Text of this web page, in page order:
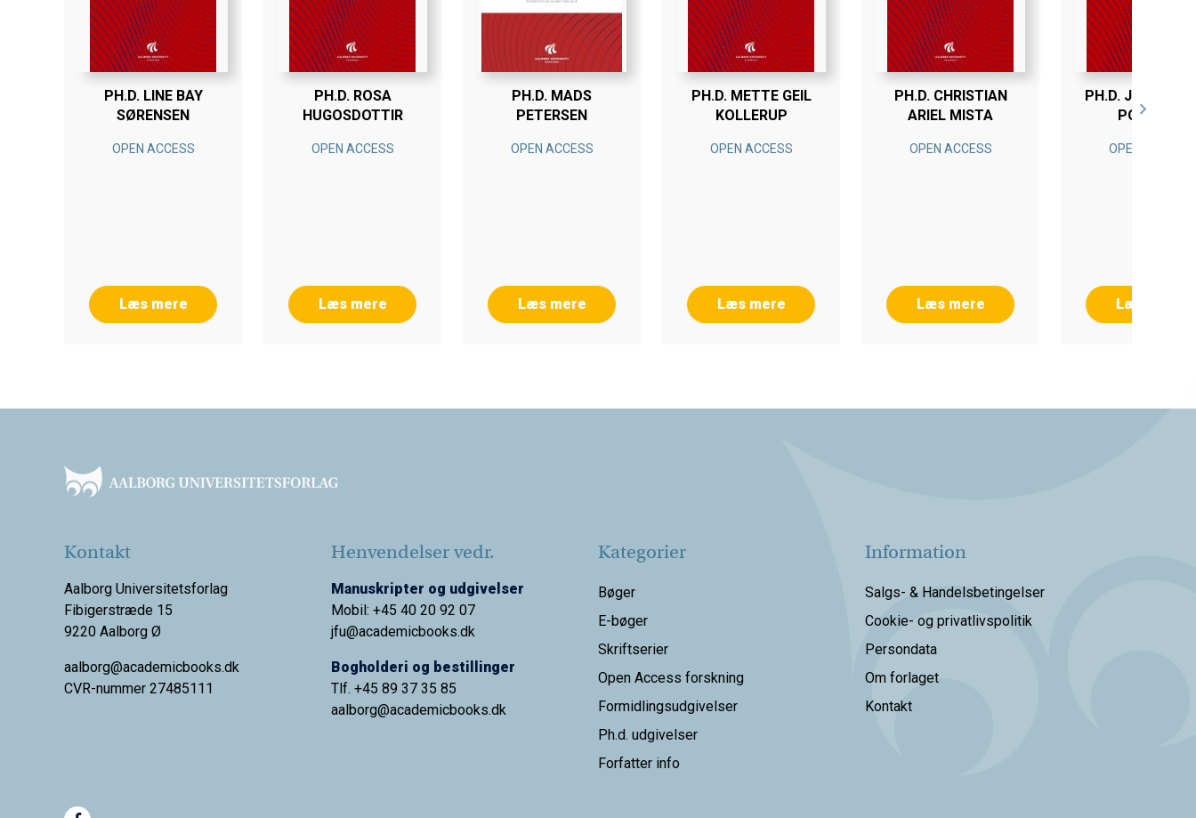
PH.D. LINE BAY
SØRENSEN
OPEN ACCESS
Læs mere
PH.D. ROSA
HUGOSDOTTIR
OPEN ACCESS
Læs mere
PH.D. MADS
PETERSEN
OPEN ACCESS
Læs mere
PH.D. METTE GEIL
KOLLERUP
OPEN ACCESS
Læs mere
PH.D. CHRISTIAN
ARIEL MISTA
OPEN ACCESS
Læs mere
PH.D. JAKOB
POULSEN
OPEN ACCESS
Læs mere
Kontakt
Aalborg Universitetsforlag
Fibigerstræde 15
9220 Aalborg Ø
aalborg@academicbooks.dk
CVR-nummer 27485111
Henvendelser vedr.
Manuskripter og udgivelser
Mobil: +45 40 20 92 07
jfu@academicbooks.dk
Bogholderi og bestillinger
Tlf. +45 89 37 35 85
aalborg@academicbooks.dk
Kategorier
Bøger
E-bøger
Skriftserier
Open Access forskning
Formidlingsudgivelser
Ph.d. udgivelser
Forfatter info
Information
Salgs- & Handelsbetingelser
Cookie- og privatlivspolitik
Persondata
Om forlaget
Kontakt